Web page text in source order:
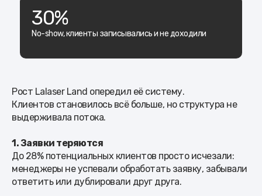
30%
No-show, клиенты записывались и не доходили
Рост Lalaser Land опередил её систему.
Клиентов становилось всё больше, но структура не
выдерживала потока.
1. Заявки теряются
До 28% потенциальных клиентов просто исчезали:
менеджеры не успевали обработать заявку, забывали
ответить или дублировали друг друга.